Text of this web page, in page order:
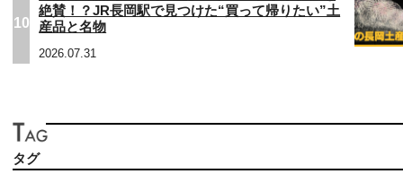
10
絶賛！？JR長岡駅で見つけた“買って帰りたい”土
産品と名物
2026.07.31
タグ